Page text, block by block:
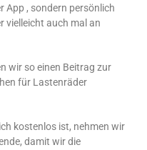
App , sondern persönlich
vielleicht auch mal an
wir so einen Beitrag zur
für Lastenräder
kostenlos ist, nehmen wir
damit wir die